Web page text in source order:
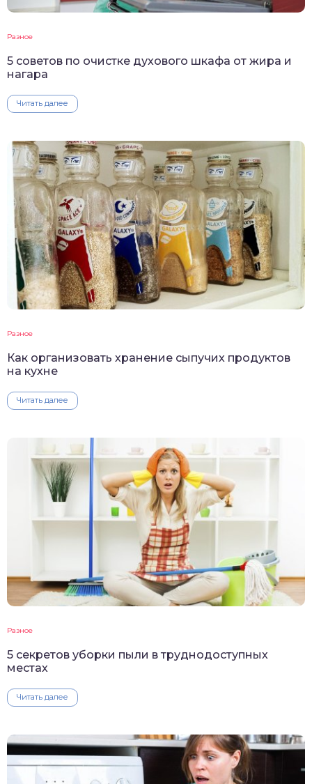
Разное
5 советов по очистке духового шкафа от жира и
нагара
Читать далее
Разное
Как организовать хранение сыпучих продуктов
на кухне
Читать далее
Разное
5 секретов уборки пыли в труднодоступных
местах
Читать далее